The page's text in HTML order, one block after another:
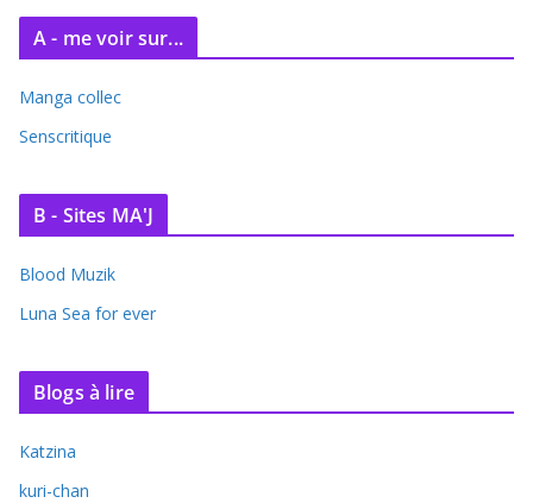
A - me voir sur...
Manga collec
Senscritique
B - Sites MA'J
Blood Muzik
Luna Sea for ever
Blogs à lire
Katzina
kuri-chan